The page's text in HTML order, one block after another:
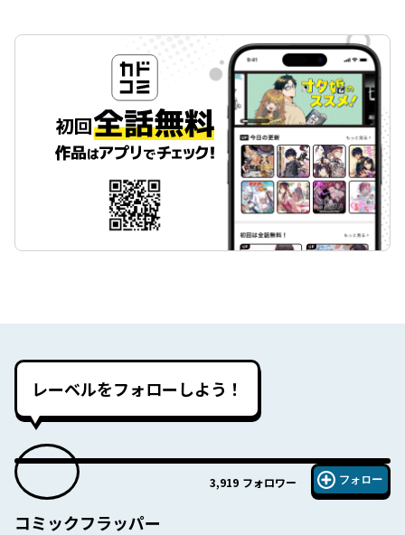
レーベルをフォローしよう！
3,919 フォロワー フォロー
コミックフラッパー